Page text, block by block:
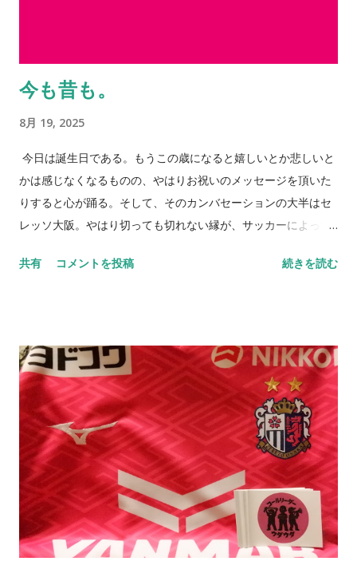
今も昔も。
8月 19, 2025
今日は誕生日である。もうこの歳になると嬉しいとか悲しいと
かは感じなくなるものの、やはりお祝いのメッセージを頂いた
りすると心が踊る。そして、そのカンバセーションの大半はセ
レッソ大阪。やはり切っても切れない縁が、サッカーによって
てはいるものの、それでも多くのところも顔を出したいと思う
た。札幌に行く用があり少し足を伸ばしたわけだ。グラウンド
に着いた瞬間に我が目を疑った。ものすごい数のセレッソ大阪
サポーターがいたのだから当たり前と言えば当たり前だ。勿論
ご家族の方が多いとは思うが、こんなにいるとは想像していな
かった。 身内以外のサポーターが単独で行けるかというと厳し
い面もあるだろうが、その中でもサポートに向かう方々はい
る。セレッソ大阪のサポーターの歴史はこのようにして続いて
いっていることに、誕生日以上に感激してしまう。アカデミー
の監督に言われた一言を思い出す。 それだけがすべてじゃない
のも真実。だが、綺麗なコレオを作るとか、迫力ある応援がで
共有 コメントを投稿 続きを読む